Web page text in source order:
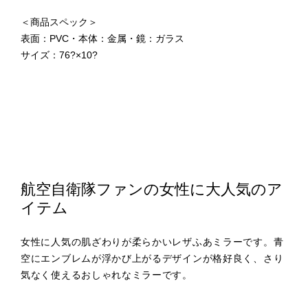
＜商品スペック＞
表面：PVC・本体：金属・鏡：ガラス
サイズ：76?×10?
航空自衛隊ファンの女性に大人気のア
イテム
女性に人気の肌ざわりが柔らかいレザふあミラーです。青
空にエンブレムが浮かび上がるデザインが格好良く、さり
気なく使えるおしゃれなミラーです。